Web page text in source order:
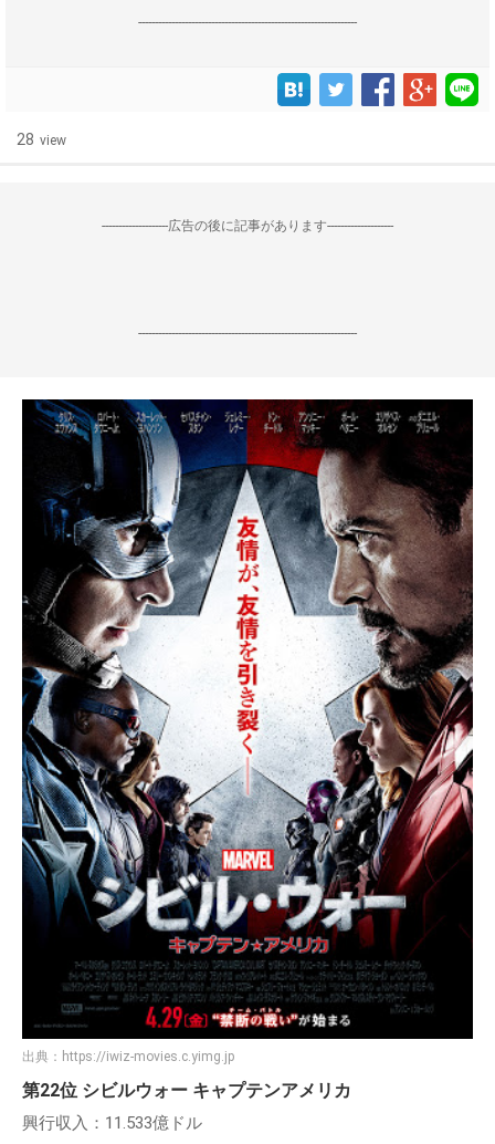
------------------------------------------------------------------
28 view
--------------------広告の後に記事があります--------------------
------------------------------------------------------------------
出典： https://iwiz-movies.c.yimg.jp
第22位 シビルウォー キャプテンアメリカ
興行収入：11.533億ドル